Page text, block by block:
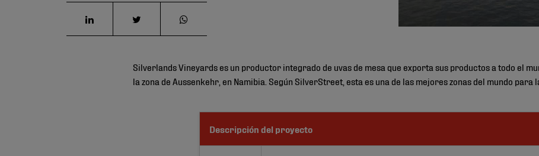
Silverlands Vineyards es un productor integrado de uvas de mesa que exporta sus productos a todo el
la zona de Aussenkehr, en Namibia. Según SilverStreet, esta es una de las mejores zonas del mundo para
Descripción del proyecto